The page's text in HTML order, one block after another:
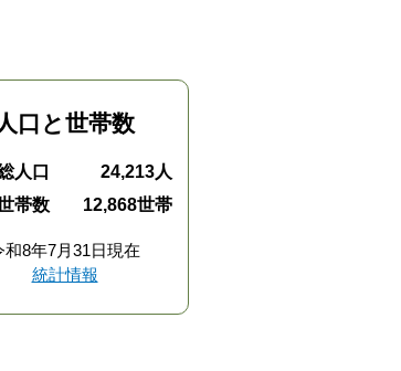
人口と世帯数
人口
24,213人
帯数
12,868世帯
和8年7月31日現在
統計情報